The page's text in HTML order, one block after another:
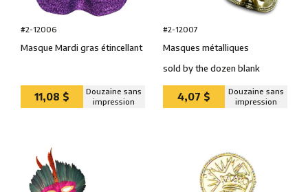
#2-12006
Masque Mardi gras étincellant
11,08 $
Douzaine sans
impression
#2-12007
Masques métalliques
sold by the dozen blank
4,07 $
Douzaine sans
impression